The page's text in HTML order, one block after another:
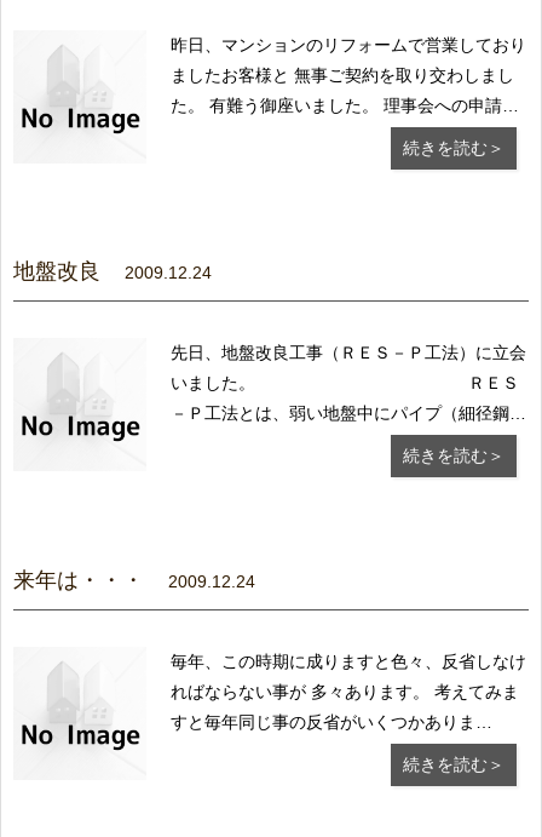
昨日、マンションのリフォームで営業しており
ましたお客様と 無事ご契約を取り交わしまし
た。 有難う御座いました。 理事会への申請
で、管理組合とのやり取りが難航しましたが
無事許可され契約まで取付まして、ほっとして
続きを読む＞
地盤改良 2009.12.24
先日、地盤改良工事（ＲＥＳ－Ｐ工法）に立会
いました。 ＲＥＳ
－Ｐ工法とは、弱い地盤中にパイプ（細径鋼
管）を貫入して、地盤とパイプの 複合作用で
地盤を強くして沈下を防ぐ住宅の基礎地盤改良
続きを読む＞
来年は・・・ 2009.12.24
毎年、この時期に成りますと色々、反省しなけ
ればならない事が 多々あります。 考えてみま
すと毎年同じ事の反省がいくつかありま
す・・・進歩が ないですね。 来年の抱負の1つ
として今年からはじめました、この『ブログ』
続きを読む＞